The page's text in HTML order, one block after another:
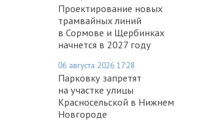
Проектирование новых
трамвайных линий
в Сормове и Щербинках
начнется в 2027 году
06 августа 2026 17:28
Парковку запретят
на участке улицы
Красносельской в Нижнем
Новгороде